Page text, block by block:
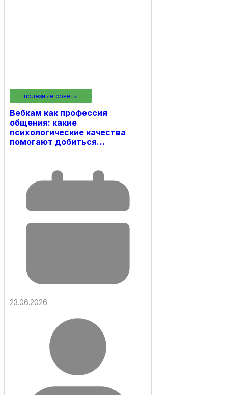
полезные советы
Вебкам как профессия
общения: какие
психологические качества
помогают добиться…
23.06.2026